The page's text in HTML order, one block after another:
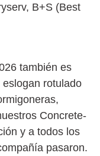
B+S (Best
también es
rotulado
Concrete-
y a todos los
pasaron.